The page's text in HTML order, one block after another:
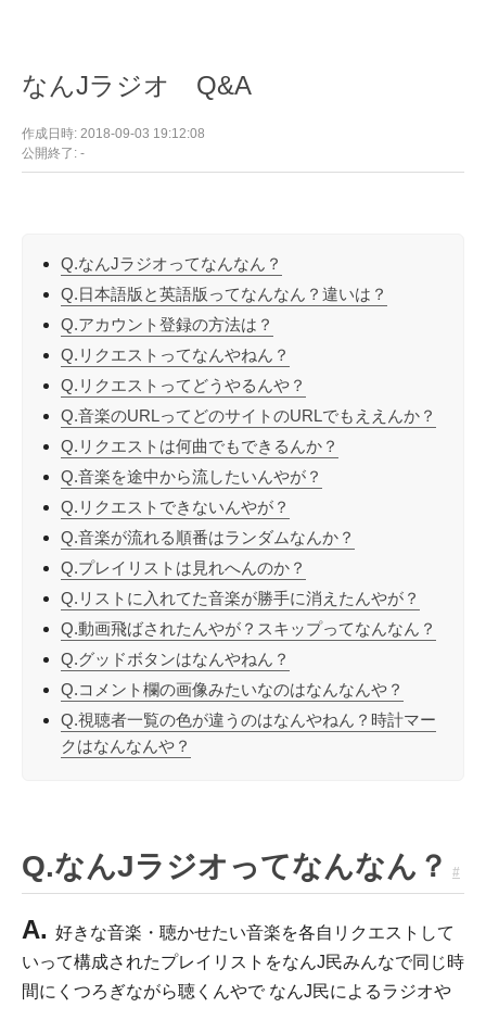
なんJラジオ Q&A
作成日時: 2018-09-03 19:12:08
公開終了: -
Q.なんJラジオってなんなん？
Q.日本語版と英語版ってなんなん？違いは？
Q.アカウント登録の方法は？
Q.リクエストってなんやねん？
Q.リクエストってどうやるんや？
Q.音楽のURLってどのサイトのURLでもええんか？
Q.リクエストは何曲でもできるんか？
Q.音楽を途中から流したいんやが？
Q.リクエストできないんやが？
Q.音楽が流れる順番はランダムなんか？
Q.プレイリストは見れへんのか？
Q.リストに入れてた音楽が勝手に消えたんやが？
Q.動画飛ばされたんやが？スキップってなんなん？
Q.グッドボタンはなんやねん？
Q.コメント欄の画像みたいなのはなんなんや？
Q.視聴者一覧の色が違うのはなんやねん？時計マー
クはなんなんや？
Q.なんJラジオってなんなん？ #
A. 好きな音楽・聴かせたい音楽を各自リクエストして
いって構成されたプレイリストをなんJ民みんなで同じ時
間にくつろぎながら聴くんやで なんJ民によるラジオや